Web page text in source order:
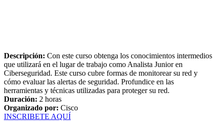
Descripción: Con este curso obtenga los conocimientos intermedios
que utilizará en el lugar de trabajo como Analista Junior en
Ciberseguridad. Este curso cubre formas de monitorear su red y
cómo evaluar las alertas de seguridad. Profundice en las
herramientas y técnicas utilizadas para proteger su red.
Duración: 2 horas
Organizado por: Cisco
INSCRIBETE AQUÍ